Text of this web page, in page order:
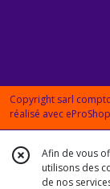
Copyright sarl
réalisé avec
Afin de vous
utilisons des
de nos